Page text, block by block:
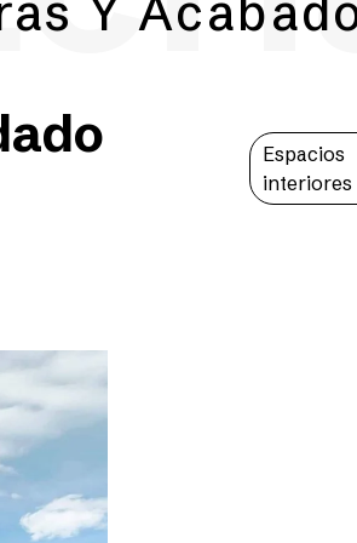
Y
Espacios
interiores